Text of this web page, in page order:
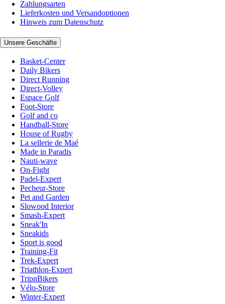
Zahlungsarten
Lieferkosten und Versandoptionen
Hinweis zum Datenschutz
Unsere Geschäfte
Basket-Center
Daily Bikers
Direct Running
Direct-Volley
Espace Golf
Foot-Store
Golf and co
Handball-Store
House of Rugby
La sellerie de Maé
Made in Paradis
Nauti-wave
On-Fight
Padel-Expert
Pecheur-Store
Pet and Garden
Slowood Interior
Smash-Expert
Sneak'In
Sneakids
Sport is good
Training-Fit
Trek-Expert
Triathlon-Expert
TripnBikers
Vélo-Store
Winter-Expert